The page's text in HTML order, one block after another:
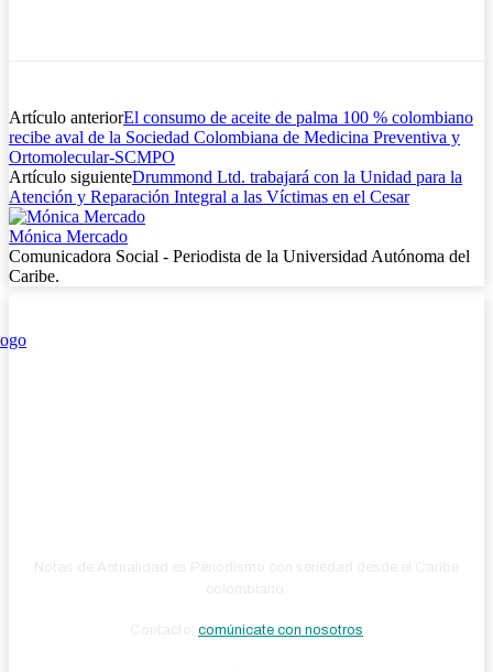
Artículo anteriorEl consumo de aceite de palma 100 % colombiano
recibe aval de la Sociedad Colombiana de Medicina Preventiva y
Ortomolecular-SCMPO
Artículo siguienteDrummond Ltd. trabajará con la Unidad para la
Atención y Reparación Integral a las Víctimas en el Cesar
Mónica Mercado
Comunicadora Social - Periodista de la Universidad Autónoma del
Caribe.
comúnicate con nosotros